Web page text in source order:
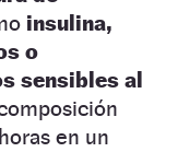
insulina,
o
sensibles al
en un